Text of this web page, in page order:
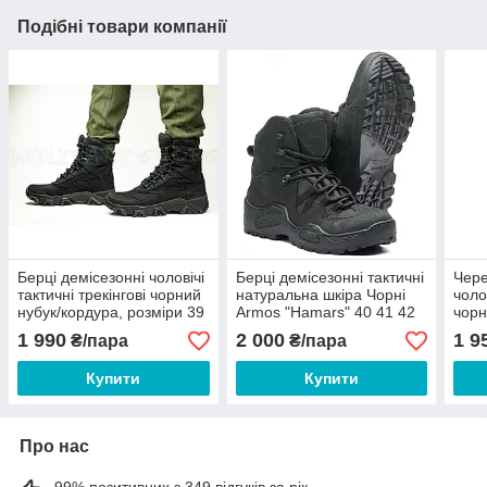
Подібні товари компанії
Берці демісезонні чоловічі
тактичні трекінгові чорний
нубук/кордура, розміри 39
40 41 42 43 44 45 46
1 990 ₴/пара
Купити
Берці демісезонні тактичні
натуральна шкіра Чорні
Armos "Hamars" 40 41 42
43 44 45
2 000₴/пара
Купити
45
1
Про нас